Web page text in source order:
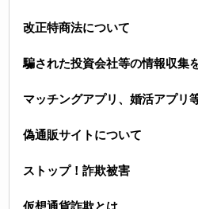
改正特商法について
騙された投資会社等の情報収集
マッチングアプリ、婚活アプリ
偽通販サイトについて
ストップ！詐欺被害